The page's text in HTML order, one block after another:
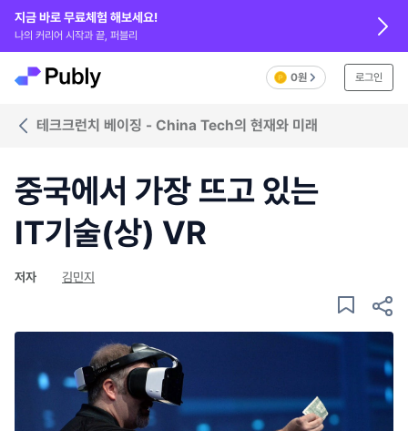
지금 바로 무료체험 해보세요!
나의 커리어 시작과 끝, 퍼블리
0원 로그인
테크크런치 베이징 - China Tech의 현재와 미래
중국에서 가장 뜨고 있는
IT기술(상) VR
저자 김민지